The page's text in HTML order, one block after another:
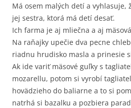
Má osem malých detí a vyhlasuje,
jej sestra, ktorá má detí desať.
Ich farma je aj mliečna a aj
Na raňajky upečie dva pecne
riadnu hrudisko masla a prinesie
Ak ide variť mäsové guľky s
mozarellu, potom si vyrobí
hovädzieho do baliarne a to si
natrhá si bazalku a pozbiera